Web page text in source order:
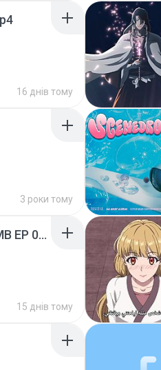
16 днів тому
3 роки тому
[Witanime.com] RKNGMNNTSRCMB EP 05 HD.mp4
15 днів тому